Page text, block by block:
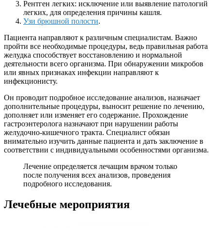
Рентген легких: исключение или выявление патологий
легких, для определения причины кашля.
Узи брюшной полости.
Пациента направляют к различным специалистам. Важно
пройти все необходимые процедуры, ведь правильная работа
желудка способствует восстановлению и нормальной
деятельности всего организма. При обнаружении микробов
или явных признаках инфекции направляют к
инфекционисту.
Он проводит подробное исследование анализов, назначает
дополнительные процедуры, выносит решение по лечению,
дополняет или изменяет его содержание. Прохождение
гастроэнтеролога назначают при нарушении работы
желудочно-кишечного тракта. Специалист обязан
внимательно изучить данные пациента и дать заключение в
соответствии с индивидуальными особенностями организма.
Лечение определяется лечащим врачом только
после получения всех анализов, проведения
подробного исследования.
Лечебные мероприятия